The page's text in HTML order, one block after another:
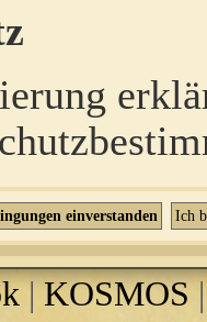
| KOSMOS